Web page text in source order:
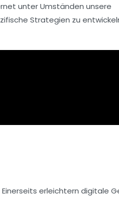
unter Umständen unsere
Strategien zu
Einerseits erleichtern digitale